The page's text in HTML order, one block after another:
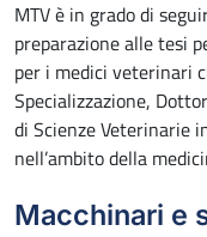
MTV è in grado di
preparazione alle tesi
per i medici veterinari
Specializzazione,
di Scienze Veterinarie
nell’ambito della
Macchinari e